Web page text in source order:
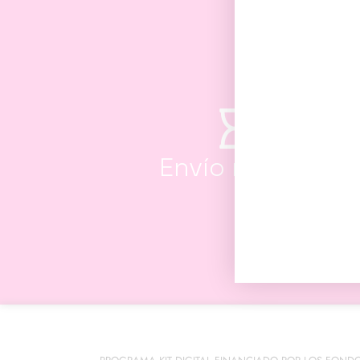
Envío rápido